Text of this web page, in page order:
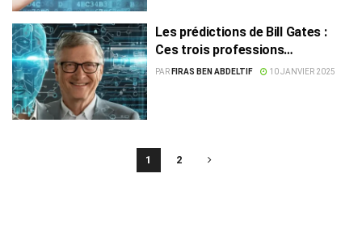
Les prédictions de Bill Gates :
Ces trois professions
résisteront à l’ascension de l’IA
PAR FIRAS BEN ABDELTIF 10 JANVIER 2025
1 2